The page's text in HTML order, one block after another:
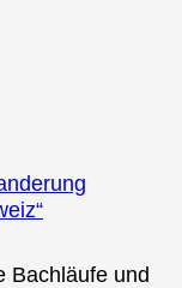
Bachläufe und